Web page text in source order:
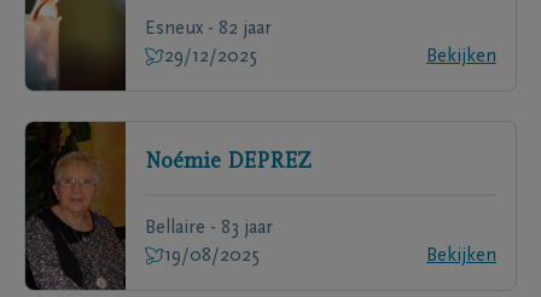
Esneux - 82 jaar
29/12/2025
Bekijken
Noémie DEPREZ
Bellaire - 83 jaar
19/08/2025
Bekijken